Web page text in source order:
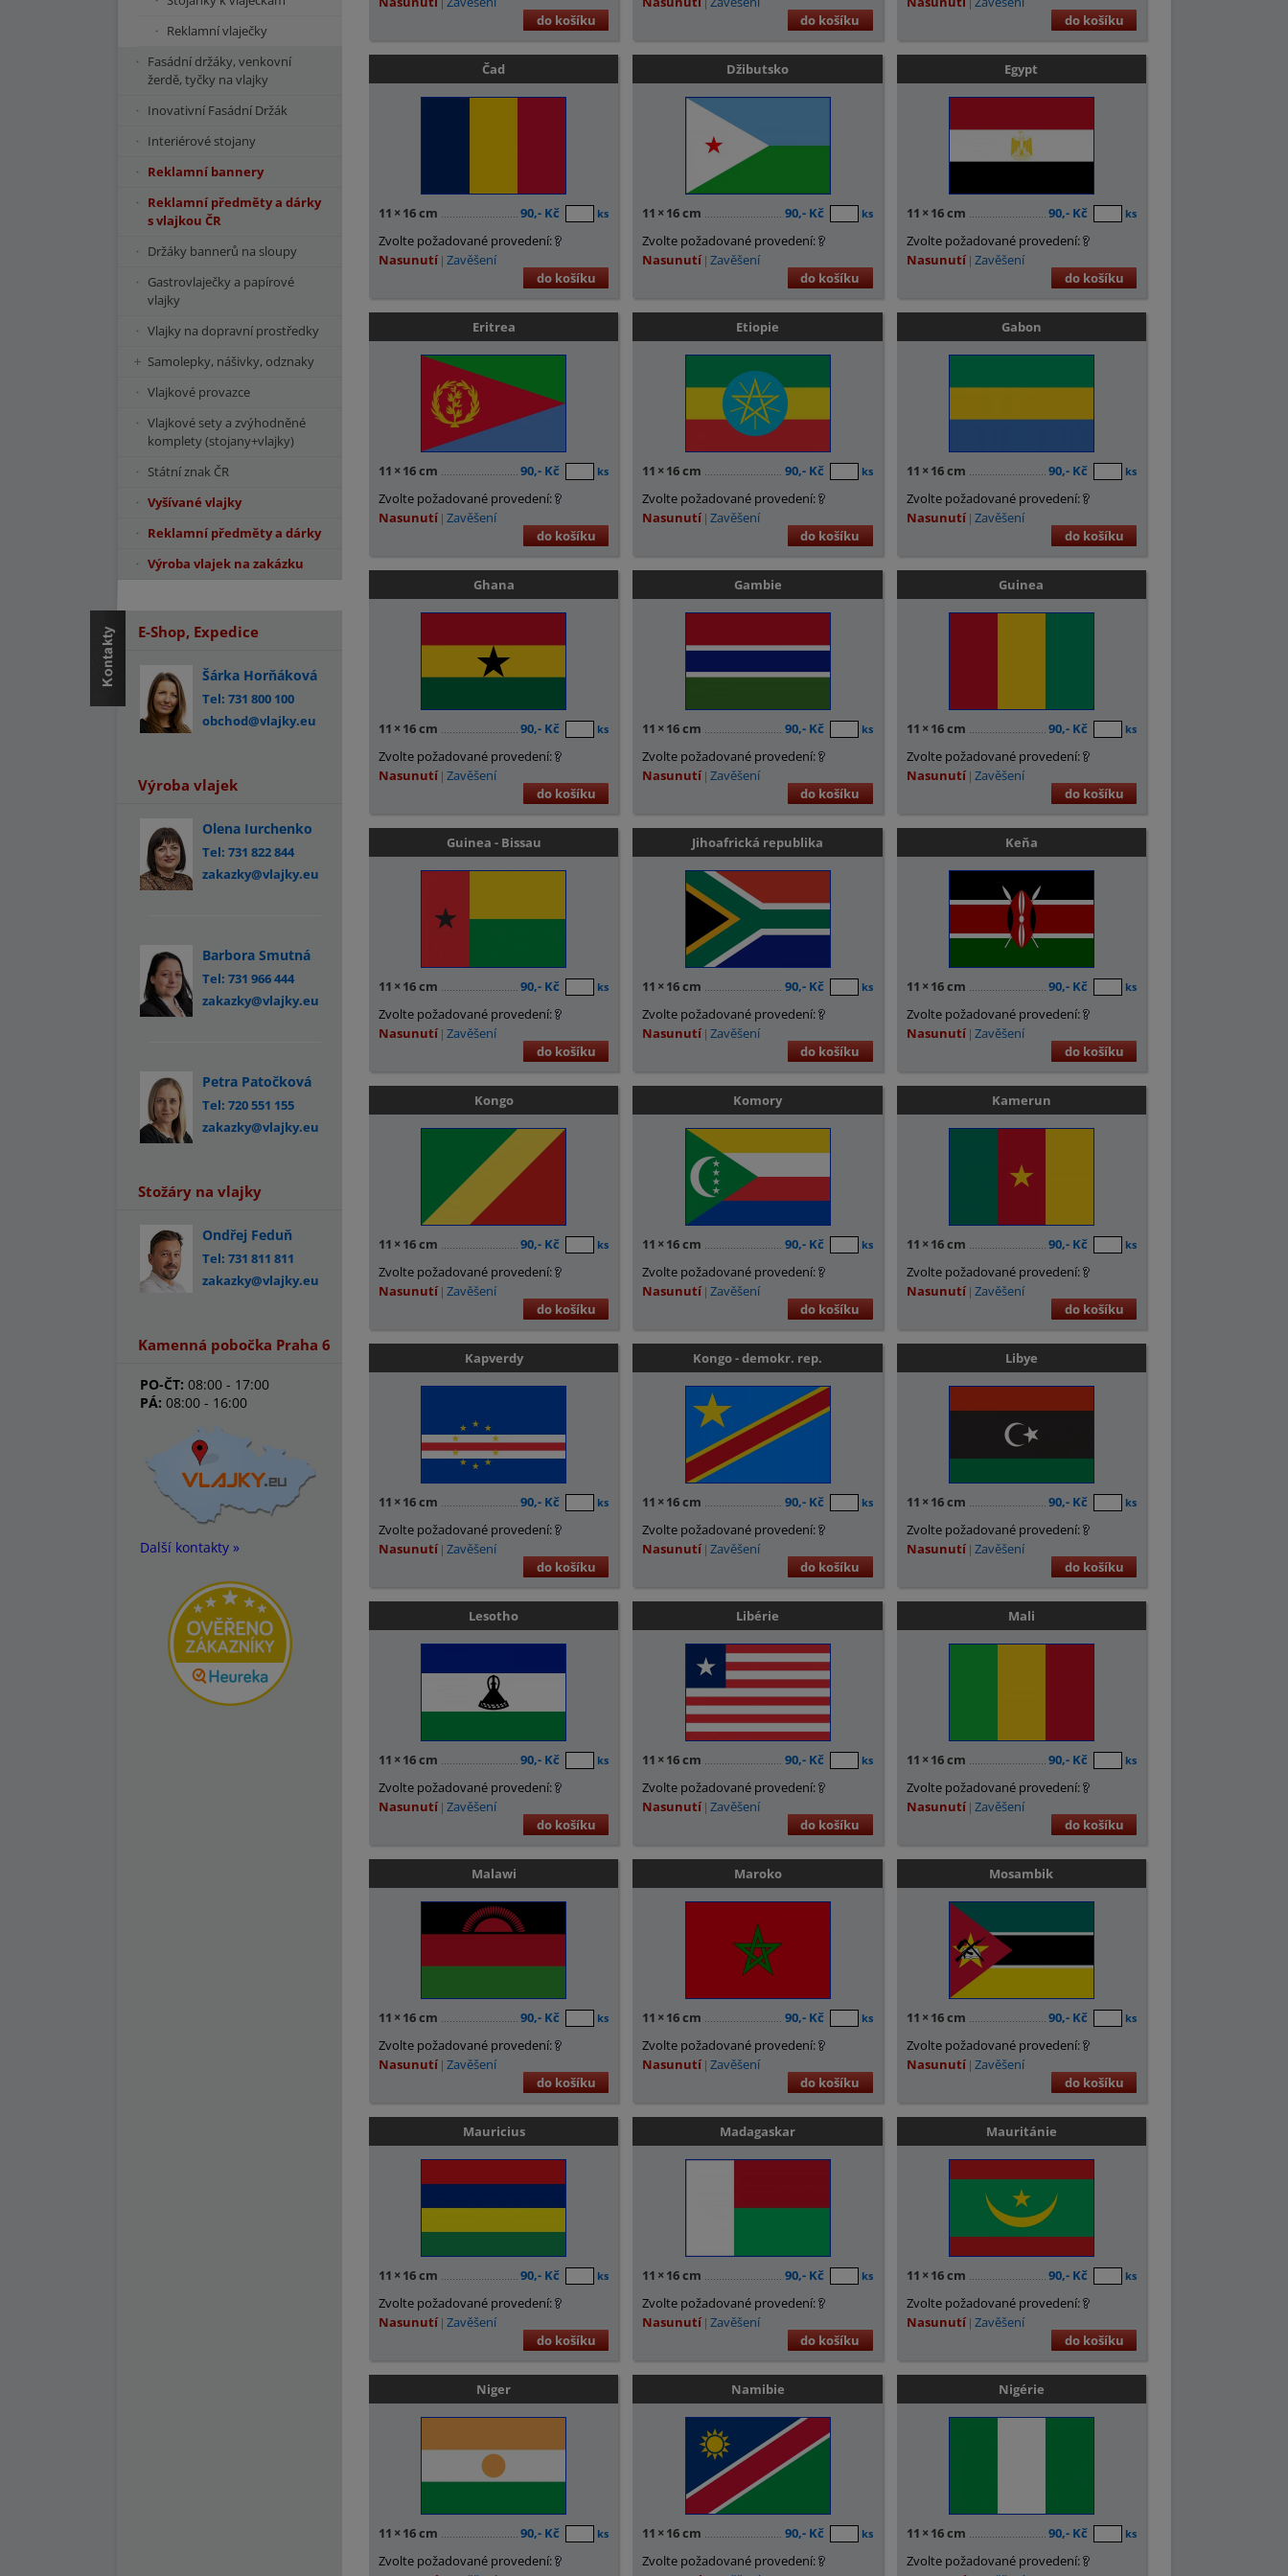
do košíku
do košíku
do košíku
Čad
11 × 16 cm 90,- Kč ks
Zvolte požadované provedení:
Nasunutí Zavěšení
do košíku
Džibutsko
11 × 16 cm 90,- Kč ks
Zvolte požadované provedení:
Nasunutí Zavěšení
do košíku
Egypt
11 × 16 cm 90,- Kč ks
Zvolte požadované provedení:
Nasunutí Zavěšení
do košíku
Eritrea
11 × 16 cm 90,- Kč ks
Zvolte požadované provedení:
Nasunutí Zavěšení
do košíku
Etiopie
11 × 16 cm 90,- Kč ks
Zvolte požadované provedení:
Nasunutí Zavěšení
do košíku
Gabon
11 × 16 cm 90,- Kč ks
Zvolte požadované provedení:
Nasunutí Zavěšení
do košíku
Ghana
11 × 16 cm 90,- Kč ks
Zvolte požadované provedení:
Nasunutí Zavěšení
do košíku
Gambie
11 × 16 cm 90,- Kč ks
Zvolte požadované provedení:
Nasunutí Zavěšení
do košíku
Guinea
11 × 16 cm 90,- Kč ks
Zvolte požadované provedení:
Nasunutí Zavěšení
do košíku
Guinea - Bissau
11 × 16 cm 90,- Kč ks
Zvolte požadované provedení:
Nasunutí Zavěšení
do košíku
Jihoafrická republika
11 × 16 cm 90,- Kč ks
Zvolte požadované provedení:
Nasunutí Zavěšení
do košíku
Keňa
11 × 16 cm 90,- Kč ks
Zvolte požadované provedení:
Nasunutí Zavěšení
do košíku
Kongo
11 × 16 cm 90,- Kč ks
Zvolte požadované provedení:
Nasunutí Zavěšení
do košíku
Komory
11 × 16 cm 90,- Kč ks
Zvolte požadované provedení:
Nasunutí Zavěšení
do košíku
Kamerun
11 × 16 cm 90,- Kč ks
Zvolte požadované provedení:
Nasunutí Zavěšení
do košíku
Kapverdy
11 × 16 cm 90,- Kč ks
Zvolte požadované provedení:
Nasunutí Zavěšení
do košíku
Kongo - demokr. rep.
11 × 16 cm 90,- Kč ks
Zvolte požadované provedení:
Nasunutí Zavěšení
do košíku
Libye
11 × 16 cm 90,- Kč ks
Zvolte požadované provedení:
Nasunutí Zavěšení
do košíku
Lesotho
11 × 16 cm 90,- Kč ks
Zvolte požadované provedení:
Nasunutí Zavěšení
do košíku
Libérie
11 × 16 cm 90,- Kč ks
Zvolte požadované provedení:
Nasunutí Zavěšení
do košíku
Mali
11 × 16 cm 90,- Kč ks
Zvolte požadované provedení:
Nasunutí Zavěšení
do košíku
Malawi
11 × 16 cm 90,- Kč ks
Zvolte požadované provedení:
Nasunutí Zavěšení
do košíku
Maroko
11 × 16 cm 90,- Kč ks
Zvolte požadované provedení:
Nasunutí Zavěšení
do košíku
Mosambik
11 × 16 cm 90,- Kč ks
Zvolte požadované provedení:
Nasunutí Zavěšení
do košíku
Mauricius
11 × 16 cm 90,- Kč ks
Zvolte požadované provedení:
Nasunutí Zavěšení
do košíku
Madagaskar
11 × 16 cm 90,- Kč ks
Zvolte požadované provedení:
Nasunutí Zavěšení
do košíku
Mauritánie
11 × 16 cm 90,- Kč ks
Zvolte požadované provedení:
Nasunutí Zavěšení
do košíku
Niger
11 × 16 cm 90,- Kč ks
Zvolte požadované provedení:
Namibie
11 × 16 cm 90,- Kč ks
Zvolte požadované provedení:
Nigérie
11 × 16 cm 90,- Kč ks
Zvolte požadované provedení:
Reklamní vlaječky
Fasádní držáky, venkovní
žerdě, tyčky na vlajky
Inovativní Fasádní Držák
Interiérové stojany
Reklamní bannery
Reklamní předměty a dárky
s vlajkou ČR
Držáky bannerů na sloupy
Gastrovlaječky a papírové
vlajky
Vlajky na dopravní prostředky
Samolepky, nášivky, odznaky
Vlajkové provazce
Vlajkové sety a zvýhodněné
komplety (stojany+vlajky)
Státní znak ČR
Vyšívané vlajky
Reklamní předměty a dárky
Výroba vlajek na zakázku
E-Shop, Expedice
Šárka Horňáková
Tel: 731 800 100
obchod@vlajky.eu
Výroba vlajek
Olena Iurchenko
Tel: 731 822 844
zakazky@vlajky.eu
Barbora Smutná
Tel: 731 966 444
zakazky@vlajky.eu
Petra Patočková
Tel: 720 551 155
zakazky@vlajky.eu
Stožáry na vlajky
Ondřej Feduň
Tel: 731 811 811
zakazky@vlajky.eu
Kamenná pobočka Praha 6
PO-ČT: 08:00 - 17:00
PÁ: 08:00 - 16:00
Další kontakty »